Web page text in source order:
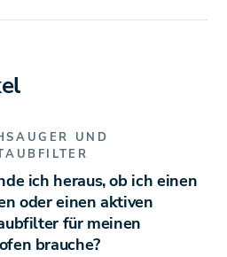
UND
ich heraus, ob ich einen
oder einen aktiven
für meinen
brauche?